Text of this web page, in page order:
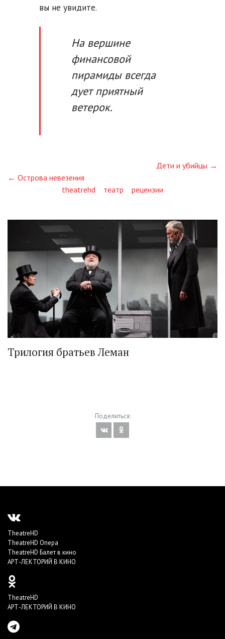
вы не увидите.
На вершине
финансовой
пирамиды всегда
дует приятный
ветерок.
Дети и убийцы →
← Острова невезения
theatrehd
театр рецензии
Трилогия братьев Леман
Поделиться:
TheatreHD
TheatreHD Опера
TheatreHD Балет в кино
АРТ-ЛЕКТОРИЙ В КИНО
TheatreHD
АРТ-ЛЕКТОРИЙ В КИНО